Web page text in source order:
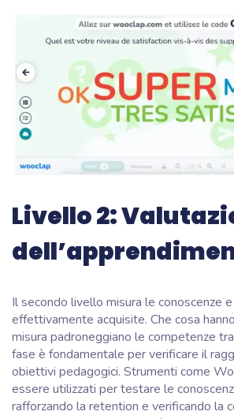
Livello 2:
Il secondo livello misura le conoscenze
effettivamente acquisite. Che cosa
misura padroneggiano le competenze
fase è fondamentale per verificare il
obiettivi pedagogici. Strumenti come
essere utilizzati per testare le
rafforzando la retention e verificando la